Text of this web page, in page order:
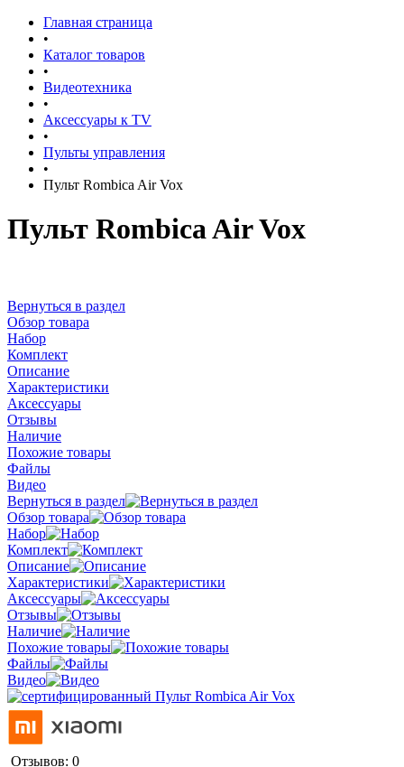
Главная страница
•
Каталог товаров
•
Видеотехника
•
Аксессуары к TV
•
Пульты управления
•
Пульт Rombica Air Vox
Пульт Rombica Air Vox
Вернуться в раздел
Обзор товара
Набор
Комплект
Описание
Характеристики
Аксессуары
Отзывы
Наличие
Похожие товары
Файлы
Видео
Вернуться в раздел
Обзор товара
Набор
Комплект
Описание
Характеристики
Аксессуары
Отзывы
Наличие
Похожие товары
Файлы
Видео
Отзывов: 0